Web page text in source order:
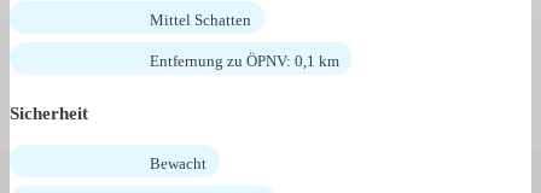
Mittel Schatten
Entfernung zu ÖPNV: 0,1 km
Sicherheit
Bewacht